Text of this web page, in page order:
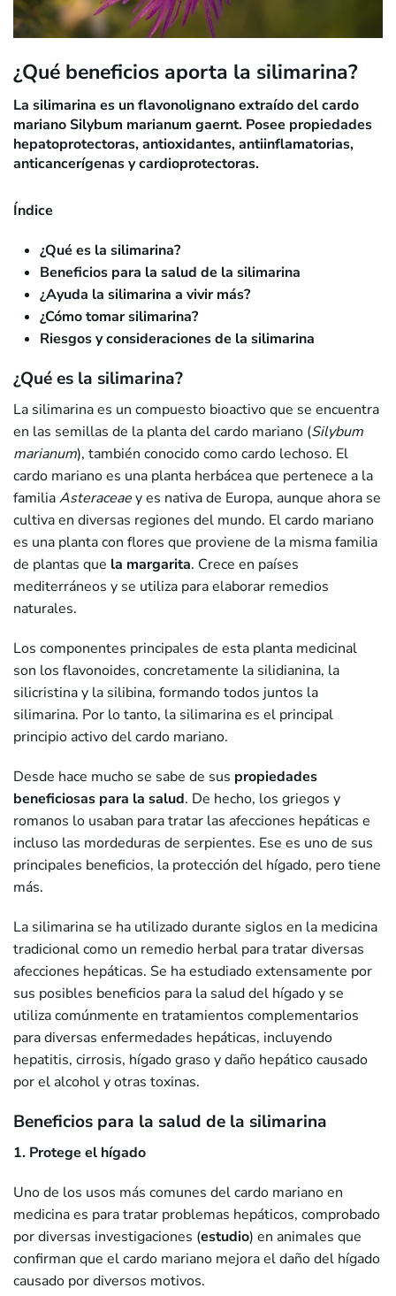
¿Qué beneficios aporta la silimarina?
La silimarina es un flavonolignano extraído del cardo
marianoSilybum marianum gaernt. Posee propiedades
hepatoprotectoras, antioxidantes, antiinflamatorias,
anticancerígenas y cardioprotectoras.
Índice
¿Qué es la silimarina?
Beneficios para la salud de la silimarina
¿Ayuda la silimarina a vivir más?
¿Cómo tomar silimarina?
Riesgos y consideraciones de la silimarina
¿Qué es la silimarina?
La silimarina es un compuesto bioactivo que se encuentra
en las semillas de la planta del cardo mariano (Silybum
marianum), también conocido como cardo lechoso. El
cardo mariano es una planta herbácea que pertenece a la
familiaAsteraceaey es nativa de Europa, aunque ahora se
cultiva en diversas regiones del mundo. El cardo mariano
es una planta con flores que proviene de la misma familia
de plantas que la margarita. Crece en países
mediterráneos y se utiliza para elaborar remedios
naturales.
Los componentes principales de esta planta medicinal
son los flavonoides, concretamente la silidianina, la
silicristina y la silibina, formando todos juntos la
silimarina. Por lo tanto, la silimarina es el principal
principio activo del cardo mariano.
Desde hace mucho se sabe de sus propiedades
beneficiosas para la salud. De hecho, los griegos y
romanos lo usaban para tratar las afecciones hepáticas e
incluso las mordeduras de serpientes. Ese es uno de sus
principales beneficios, la protección del hígado, pero tiene
más.
La silimarina se ha utilizado durante siglos en la medicina
tradicional como un remedio herbal para tratar diversas
afecciones hepáticas. Se ha estudiado extensamente por
sus posibles beneficios para la salud del hígado y se
utiliza comúnmente en tratamientos complementarios
para diversas enfermedades hepáticas, incluyendo
hepatitis, cirrosis, hígado graso y daño hepático causado
por el alcohol y otras toxinas.
Beneficios para la salud de la silimarina
1. Protege el hígado
Uno de los usos más comunes del cardo mariano en
medicina es para tratar problemas hepáticos, comprobado
por diversas investigaciones (estudio) en animales que
confirman que el cardo mariano mejora el daño del hígado
causado por diversos motivos.